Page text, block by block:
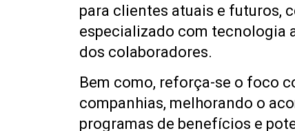
para clientes atuais e futuros,
especializado com tecnologia
dos colaboradores.
Bem como, reforça-se o foco
companhias, melhorando o
programas de benefícios e